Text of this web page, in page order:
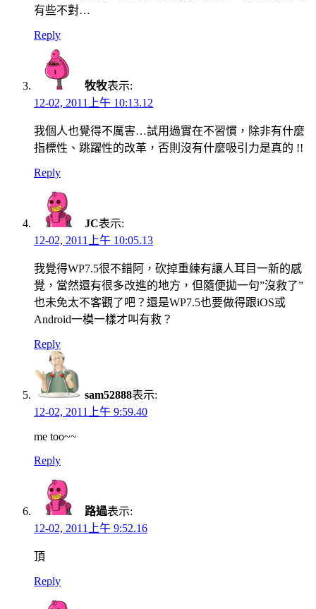
有些不對…
Reply
牧牧表示:
12-02, 2011上午 10:13.12
我個人也覺得不厲害…試用過實在不習慣，除非有什麼
指標性、跳躍性的改革，否則沒有什麼吸引力是真的 !!
Reply
JC表示:
12-02, 2011上午 10:05.13
我覺得WP7.5很不錯阿，砍掉重練有讓人耳目一新的感
覺，當然還有很多改進的地方，但隨便拋一句”沒救了”
也未免太不客觀了吧？還是WP7.5也要做得跟iOS或
Android一模一樣才叫有救？
Reply
sam52888表示:
12-02, 2011上午 9:59.40
me too~~
Reply
路過表示:
12-02, 2011上午 9:52.16
頂
Reply